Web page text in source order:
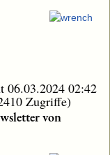
06.03.2024 02:42
Zugriffe)
von